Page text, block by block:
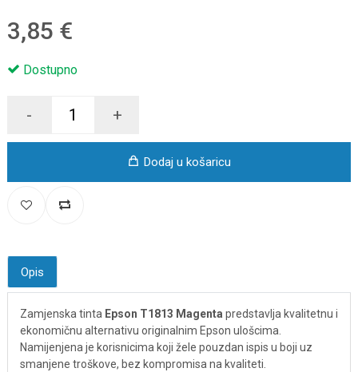
3,85 €
Dostupno
- +
Dodaj u košaricu
Opis
Zamjenska tinta Epson T1813 Magenta predstavlja kvalitetnu i
ekonomičnu alternativu originalnim Epson ulošcima.
Namijenjena je korisnicima koji žele pouzdan ispis u boji uz
smanjene troškove, bez kompromisa na kvaliteti.